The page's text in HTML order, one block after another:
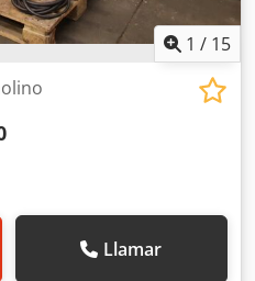
1 / 15
Llamar